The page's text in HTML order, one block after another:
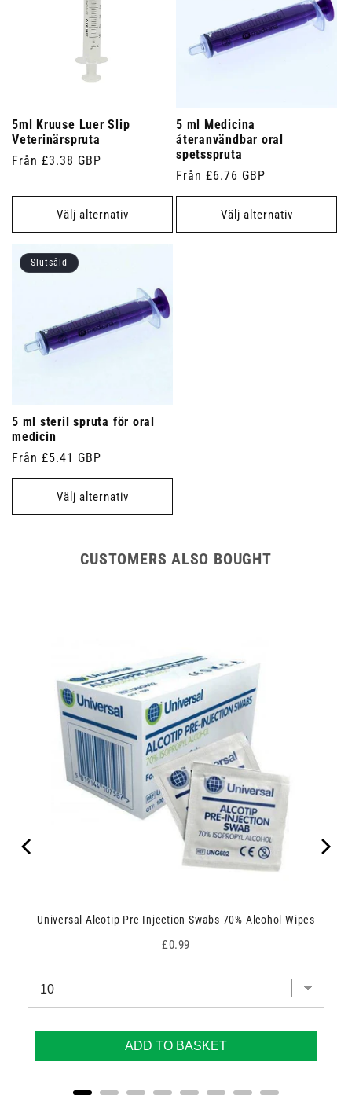
5ml Kruuse Luer Slip
Veterinärspruta
Ordinarie
Från £3.38 GBP
Välj alternativ
5 ml Medicina
återanvändbar oral
spetsspruta
Ordinarie
pris
Från £6.76 GBP
Välj alternativ
Slutsåld
5 ml steril spruta för oral
medicin
Ordinarie
pris
Från £5.41 GBP
Välj alternativ
CUSTOMERS ALSO BOUGHT
Universal Alcotip Pre Injection Swabs 70% Alcohol Wipes
Price
£0.99
ADD TO BASKET